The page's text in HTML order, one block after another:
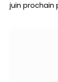
juin prochain